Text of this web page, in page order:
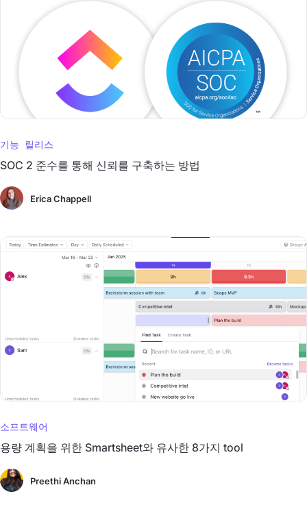
기능 릴리스
SOC 2 준수를 통해 신뢰를 구축하는 방법
Erica Chappell
소프트웨어
용량 계획을 위한 Smartsheet와 유사한 8가지 tool
Preethi Anchan